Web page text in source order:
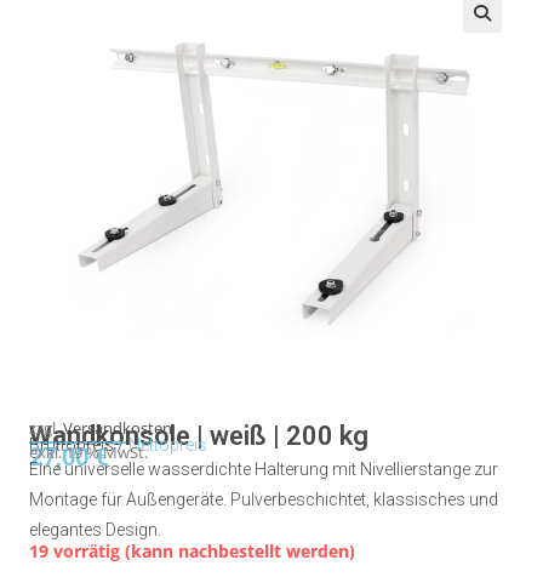
Wandkonsole | weiß | 200 kg
Bruttopreis /Nettopreis
27,00€
exkl. 19 % MwSt.
zzgl.Versandkosten
Eine universelle wasserdichte Halterung mit Nivellierstange zur
Montage für Außengeräte. Pulverbeschichtet, klassisches und
elegantes Design.
19 vorrätig (kann nachbestellt werden)